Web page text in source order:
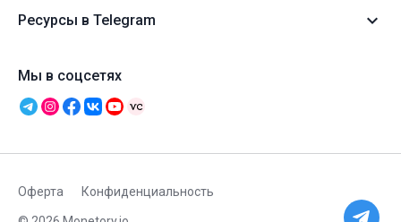
Ресурсы в Telegram
Мы в соцсетях
Оферта Конфиденциальность